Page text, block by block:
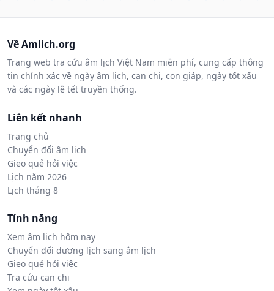
Về Amlich.org
Trang web tra cứu âm lịch Việt Nam miễn phí, cung cấp thông
tin chính xác về ngày âm lịch, can chi, con giáp, ngày tốt xấu
và các ngày lễ tết truyền thống.
Liên kết nhanh
Trang chủ
Chuyển đổi âm lịch
Gieo quẻ hỏi việc
Lịch năm 2026
Lịch tháng 8
Tính năng
Xem âm lịch hôm nay
Chuyển đổi dương lịch sang âm lịch
Gieo quẻ hỏi việc
Tra cứu can chi